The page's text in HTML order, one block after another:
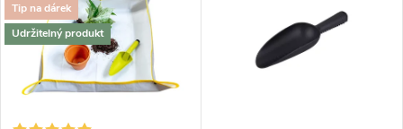
Tip na dárek
Udržitelný produkt